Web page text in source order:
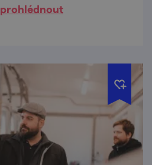
prohlédnout